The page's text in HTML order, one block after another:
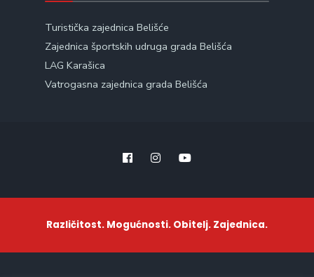
Turistička zajednica Belišće
Zajednica športskih udruga grada Belišća
LAG Karašica
Vatrogasna zajednica grada Belišća
Različitost. Mogućnosti. Obitelj. Zajednica.